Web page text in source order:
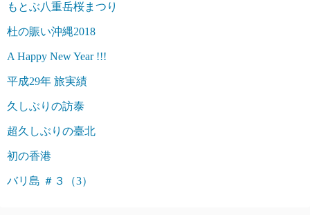
もとぶ八重岳桜まつり
杜の賑い沖縄2018
A Happy New Year !!!
平成29年 旅実績
久しぶりの訪泰
超久しぶりの臺北
初の香港
バリ島 ＃３（3）